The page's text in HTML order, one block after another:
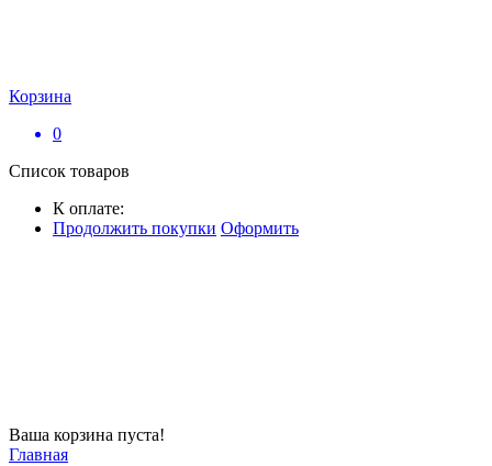
Корзина
0
Список товаров
К оплате:
Продолжить покупки Оформить
Ваша корзина пуста!
Главная